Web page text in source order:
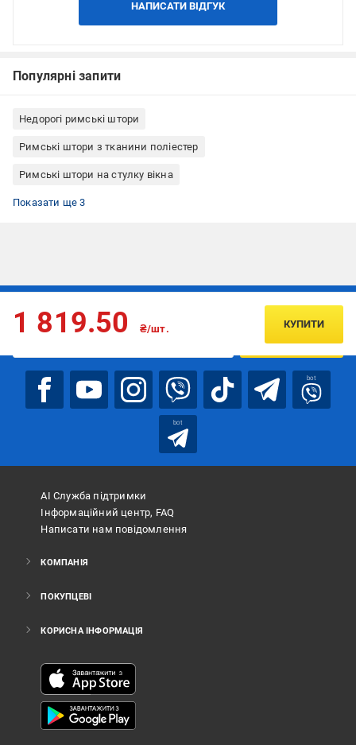
НАПИСАТИ ВІДГУК
Популярні запити
Недорогі римські штори
Римські штори з тканини поліестер
Римські штори на стулку вікна
Римські штори кріплення до стелі
Римські штори кріплення до стіни
Римські штори Rollotex
Показати ще 3
1 819.50 ₴/шт. КУПИТИ
Підписуйтесь, щоб дізнаватись першим про акції та пропозиції
ПІДПИСАТИСЯ
bot
bot
АІ Служба підтримки
Інформаційний центр, FAQ
Написати нам повідомлення
КОМПАНІЯ
ПОКУПЦЕВІ
КОРИСНА ІНФОРМАЦІЯ